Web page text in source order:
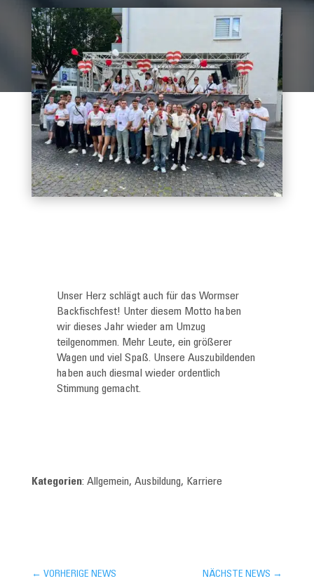
Unser Herz schlägt auch für das Wormser
Backfischfest! Unter diesem Motto haben
wir dieses Jahr wieder am Umzug
teilgenommen. Mehr Leute, ein größerer
Wagen und viel Spaß. Unsere Auszubildenden
haben auch diesmal wieder ordentlich
Stimmung gemacht.
Kategorien: Allgemein, Ausbildung, Karriere
← VORHERIGE NEWS NÄCHSTE NEWS →